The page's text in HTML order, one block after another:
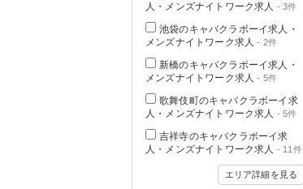
人・メンズナイトワーク求人 - 3件
池袋のキャバクラボーイ求人・
メンズナイトワーク求人 - 2件
新橋のキャバクラボーイ求人・
メンズナイトワーク求人 - 5件
歌舞伎町のキャバクラボーイ求
人・メンズナイトワーク求人 - 5件
吉祥寺のキャバクラボーイ求
人・メンズナイトワーク求人 - 11件
エリア詳細を見る